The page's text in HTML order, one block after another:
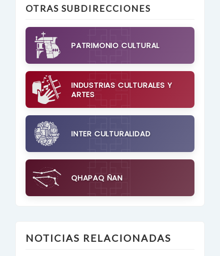
OTRAS SUBDIRECCIONES
PATRIMONIO CULTURAL
INDUSTRIAS CULTURALES Y
ARTES
INTER CULTURALIDAD
QHAPAQ ÑAN
NOTICIAS RELACIONADAS